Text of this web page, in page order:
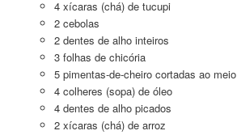
4 xícaras (chá) de tucupi
2 cebolas
2 dentes de alho inteiros
3 folhas de chicória
5 pimentas-de-cheiro cortadas ao meio
4 colheres (sopa) de óleo
4 dentes de alho picados
2 xícaras (chá) de arroz